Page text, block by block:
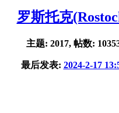
罗斯托克
主题: 2017, 帖数:
最后发表: 2024-2-17